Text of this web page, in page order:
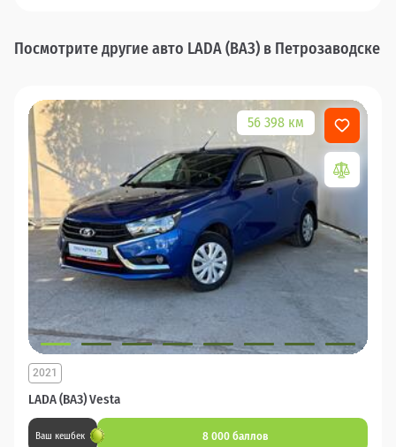
Посмотрите другие авто LADA (ВАЗ) в Петрозаводске
56 398 км
LADA (ВАЗ) Vesta
2021
Ваш кешбек 8 000 баллов